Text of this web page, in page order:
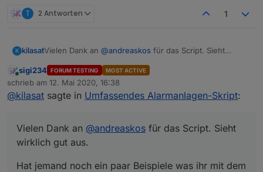
T 2 Antworten 1
K kilasatVielen Dank an @andreaskos
Hat jemand noch ein paar Beispiele was ihr mit dem
ausgelöstem Alarm macht. Also vielleicht noch ein
Blockly dazu mit einer akkustischen und optischen
Online
sigi234 FORUM TESTING MOST ACTIVE
schrieb am 12. Mai 2020, 16:38
zuletzt editiert von
@kilasat sagte in Umfassendes Alarmanlagen-Skript:
Vielen Dank an @andreaskos für das Script. Sieht
wirklich gut aus.
Hat jemand noch ein paar Beispiele was ihr mit dem